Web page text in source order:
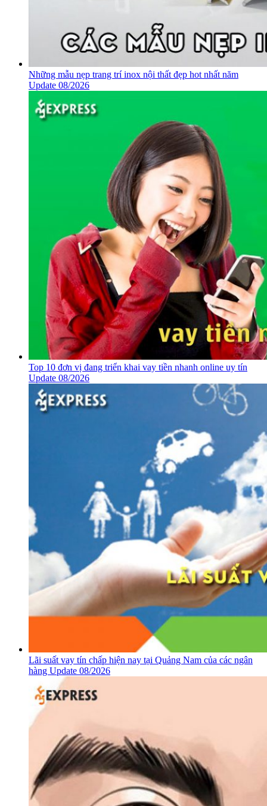
Những mẫu nẹp trang trí inox nội thất đẹp hot nhất năm
Update 08/2026
Top 10 đơn vị đang triển khai vay tiền nhanh online uy tín
Update 08/2026
Lãi suất vay tín chấp hiện nay tại Quảng Nam của các ngân
hàng Update 08/2026